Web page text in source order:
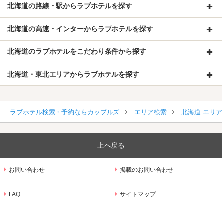
北海道の路線・駅からラブホテルを探す
北海道の高速・インターからラブホテルを探す
北海道のラブホテルをこだわり条件から探す
北海道・東北エリアからラブホテルを探す
ラブホテル検索・予約ならカップルズ エリア検索 北海道 エリ
上へ戻る
お問い合わせ 掲載のお問い合わせ
FAQ サイトマップ